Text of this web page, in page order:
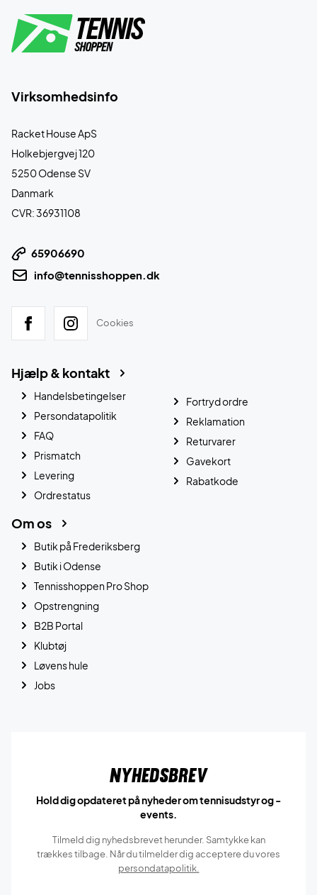
Virksomhedsinfo
Racket House ApS
Holkebjergvej 120
5250 Odense SV
Danmark
CVR: 36931108
65906690
info@tennisshoppen.dk
Cookies
Hjælp & kontakt
Handelsbetingelser
Persondatapolitik
FAQ
Prismatch
Levering
Ordrestatus
Fortryd ordre
Reklamation
Returvarer
Gavekort
Rabatkode
Om os
Butik på Frederiksberg
Butik i Odense
Tennisshoppen Pro Shop
Opstrengning
B2B Portal
Klubtøj
Løvens hule
Jobs
Nyhedsbrev
Hold dig opdateret på nyheder om tennisudstyr og -
events.
Tilmeld dig nyhedsbrevet herunder. Samtykke kan
trækkes tilbage. Når du tilmelder dig acceptere du vores
persondatapolitik.